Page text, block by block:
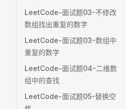
LeetCode-面试题03-不修改
数组找出重复的数字
LeetCode-面试题03-数组中
重复的数字
LeetCode-面试题04-二维数
组中的查找
LeetCode-面试题05-替换空